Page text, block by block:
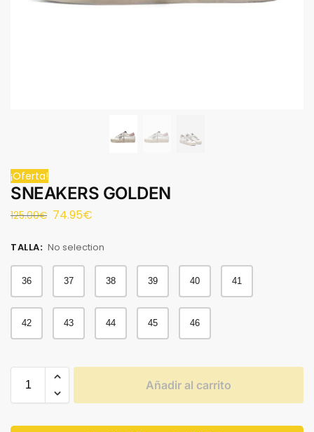
¡Oferta!
SNEAKERS GOLDEN
125.00€ 74.95€
TALLA: No selection
36 37 38 39 40 41
42 43 44 45 46
Añadir al carrito